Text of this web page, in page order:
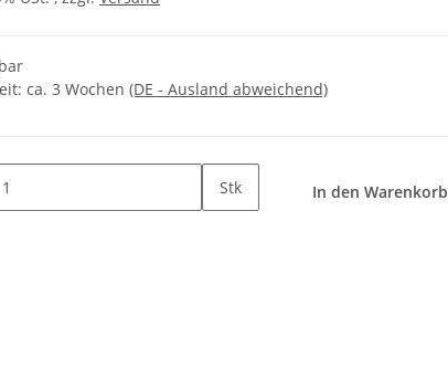
ca. 3 Wochen (DE - Ausland abweichend)
Stk In den Warenkorb